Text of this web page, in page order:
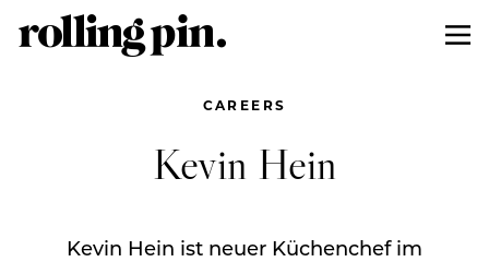
CAREERS
Kevin Hein
Kevin Hein ist neuer Küchenchef im